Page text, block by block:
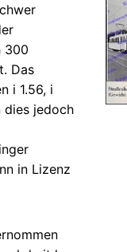
300
Das
i 1.56, i
dies jedoch
in Lizenz